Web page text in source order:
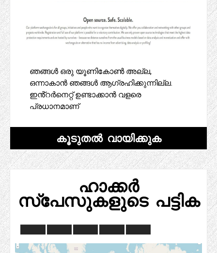
ഞങ്ങൾ ഒരു യൂണികോൺ അല്ല,
ഒന്നാകാൻ ഞങ്ങൾ ആഗ്രഹിക്കുന്നില്ല.
ഇൻ്റർനെറ്റ് ഉണ്ടാക്കാൻ വളരെ
പ്രധാനമാണ്
കൂടുതൽ വായിക്കുക
ഹാക്കർ
സ്പേസുകളുടെ പട്ടിക